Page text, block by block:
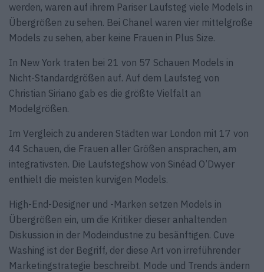
werden, waren auf ihrem Pariser Laufsteg viele Models in
Übergrößen zu sehen. Bei Chanel waren vier mittelgroße
Models zu sehen, aber keine Frauen in Plus Size.
In New York traten bei 21 von 57 Schauen Models in
Nicht-Standardgrößen auf. Auf dem Laufsteg von
Christian Siriano gab es die größte Vielfalt an
Modelgrößen.
Im Vergleich zu anderen Städten war London mit 17 von
44 Schauen, die Frauen aller Größen ansprachen, am
integrativsten. Die Laufstegshow von Sinéad O’Dwyer
enthielt die meisten kurvigen Models.
High-End-Designer und -Marken setzen Models in
Übergrößen ein, um die Kritiker dieser anhaltenden
Diskussion in der Modeindustrie zu besänftigen. Cuve
Washing ist der Begriff, der diese Art von irreführender
Marketingstrategie beschreibt. Mode und Trends ändern